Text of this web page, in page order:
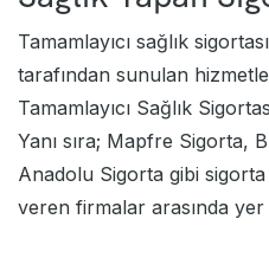
Tamamlayıcı sağlık
tarafından sunulan
Tamamlayıcı Sağlık
Yanı sıra; Mapfre Sigorta,
Anadolu Sigorta gibi
veren firmalar arasında yer